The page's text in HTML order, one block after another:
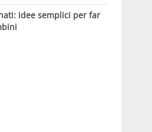
idee semplici per far